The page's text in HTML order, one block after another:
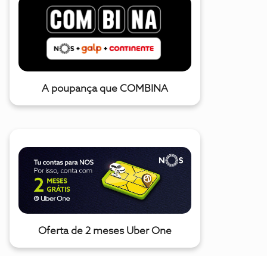
A poupança que COMBINA
Oferta de 2 meses Uber One